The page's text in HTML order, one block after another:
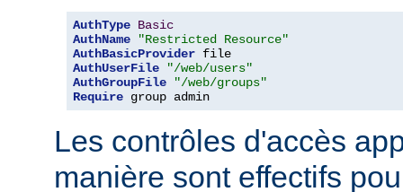
AuthType Basic
AuthName
"Restricted Resource"
AuthBasicProvider
AuthUserFile
"/web/users"
AuthGroupFile
"/web/groups"
Require group admin
Les contrôles d'accès
manière sont effectifs